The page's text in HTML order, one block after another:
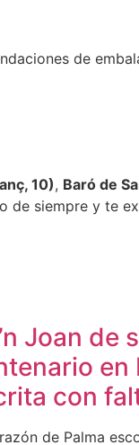
de
10), Baró de
de siempre y te
Joan de
en
con
de Palma